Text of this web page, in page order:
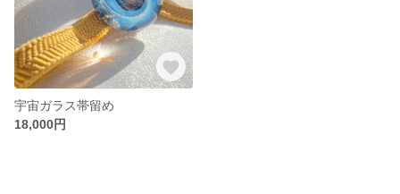
宇宙ガラス帯留め
18,000円